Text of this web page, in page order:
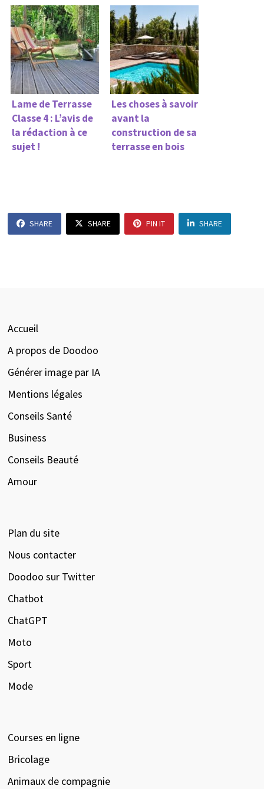
Lame de Terrasse
Classe 4 : L’avis de
la rédaction à ce
sujet !
Les choses à savoir
avant la
construction de sa
terrasse en bois
SHARE SHARE PIN IT SHARE
Accueil
A propos de Doodoo
Générer image par IA
Mentions légales
Conseils Santé
Business
Conseils Beauté
Amour
Plan du site
Nous contacter
Doodoo sur Twitter
Chatbot
ChatGPT
Moto
Sport
Mode
Courses en ligne
Bricolage
Animaux de compagnie